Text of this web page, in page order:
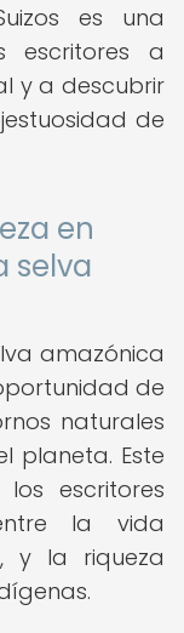
es una
escritores a
y a descubrir
de
en
selva
amazónica
de
naturales
planeta. Este
escritores
la vida
y la riqueza